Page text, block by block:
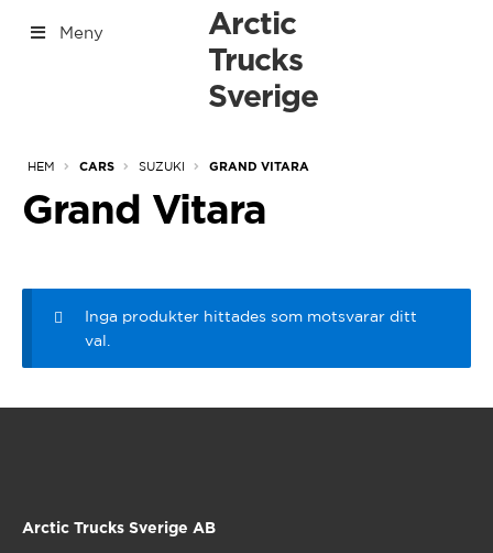
till
till
Arctic
Trucks
Sverige
Meny
HEM CARS SUZUKI GRAND VITARA
Grand Vitara
Inga produkter hittades som motsvarar ditt
val.
Arctic Trucks Sverige AB